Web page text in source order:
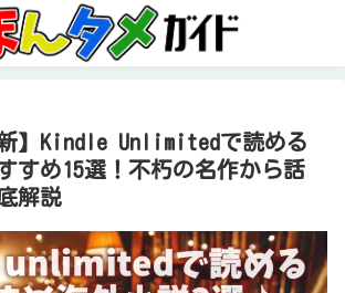
新】Kindle Unlimitedで読める
すめ15選！不朽の名作から話
解説